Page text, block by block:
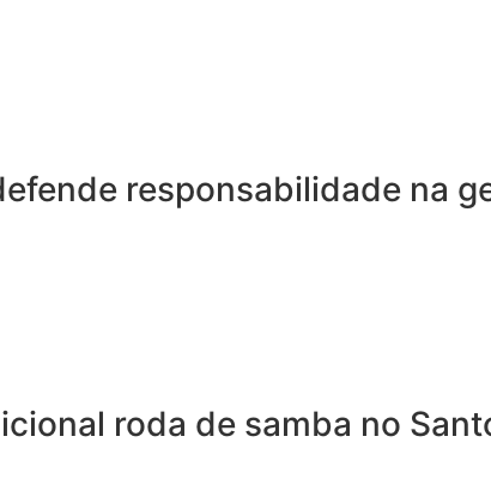
responsabilidade na
roda de samba no